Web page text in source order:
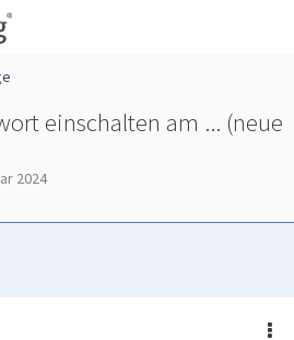
einschalten am ... (neue
2024